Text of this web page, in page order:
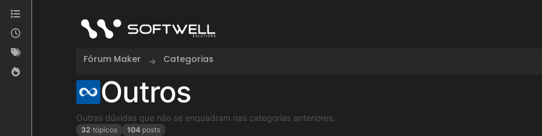
Skip to content
Fórum Maker Categorias
Outros
Outras dúvidas que não se enquadram nas categorias anteriores.
32 tópicos 104 posts